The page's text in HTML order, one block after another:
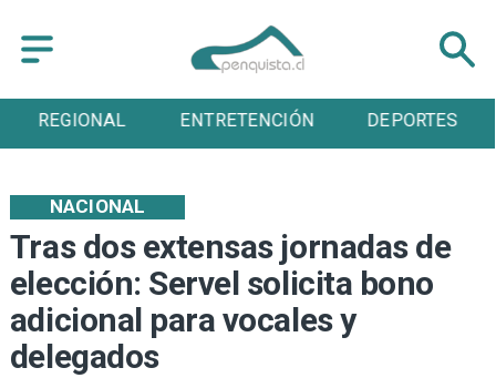
ENTRETENCIÓN DEPORTES CULTURA
Tras dos extensas jornadas de
elección: Servel solicita bono
adicional para vocales y
delegados
NACIONAL